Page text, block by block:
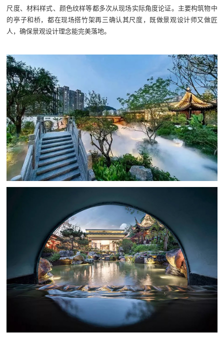
尺度、材料样式、颜色纹样等都多次从现场实际角度论证。主要构筑物中
的亭子和桥，都在现场搭竹架再三确认其尺度，既做景观设计师又做匠
人，确保景观设计理念能完美落地。